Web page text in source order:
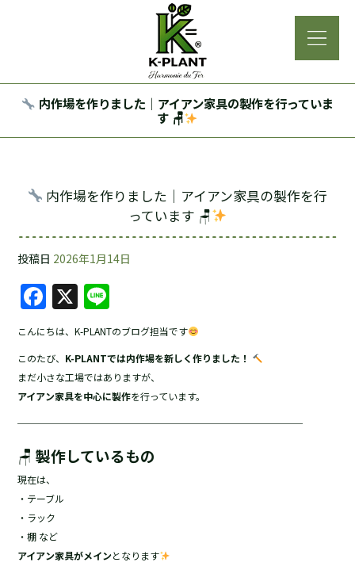
内作場を作りました｜アイアン家具の製作を行っていま
す 🪑
内作場を作りました｜アイアン家具の製作を行
っています 🪑
投稿日 2026年1月14日
F
a
c
e
b
o
o
k
X
n
e
こんにちは、K-PLANTのブログ担当です
このたび、 K-PLANTでは内作場を新しく作りました！
まだ小さな工場ではありますが、
アイアン家具を中心に製作を行っています。
──────────────────────────────
🪑製作しているもの
現在は、
・テーブル
・ラック
・棚 など
アイアン家具がメインとなります